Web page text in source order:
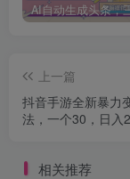
上一篇
抖音手游全新暴力
法，一个30，日入
相关推荐